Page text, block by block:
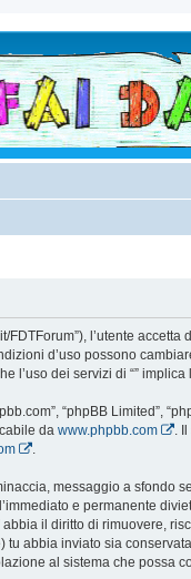
FDTForum”), l’utente
d’uso possono
dei servizi di “”
“phpBB Limited”,
da www.phpbb.com
.
.
messaggio a
e permanente
il diritto di rimuovere,
abbia inviato sia
al sistema che possa